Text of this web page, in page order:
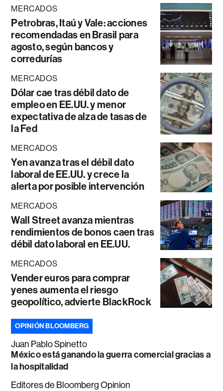
MERCADOS
Petrobras, Itaú y Vale: acciones
recomendadas en Brasil para
agosto, según bancos y
corredurías
MERCADOS
Dólar cae tras débil dato de
empleo en EE.UU. y menor
expectativa de alza de tasas de
la Fed
MERCADOS
Yen avanza tras el débil dato
laboral de EE.UU. y crece la
alerta por posible intervención
MERCADOS
Wall Street avanza mientras
rendimientos de bonos caen tras
débil dato laboral en EE.UU.
MERCADOS
Vender euros para comprar
yenes aumenta el riesgo
geopolítico, advierte BlackRock
OPINIÓN BLOOMBERG
Juan Pablo Spinetto
México está ganando la guerra comercial gracias a
la hospitalidad
Editores de Bloomberg Opinion